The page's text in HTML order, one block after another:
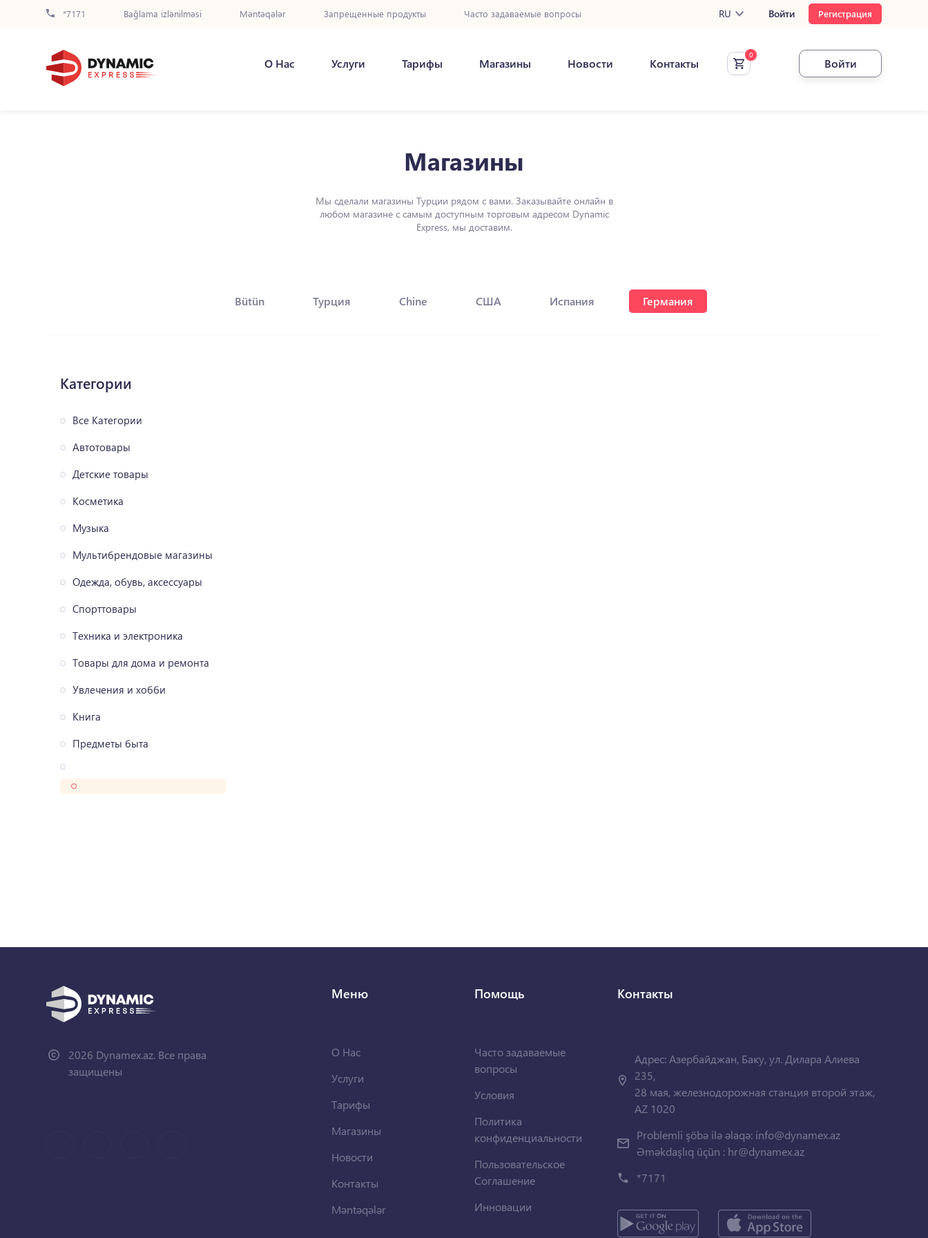
*7171 Bağlama izlənilməsi Məntəqələr Запрещенные продукты Часто задаваемые вопросы RU Войти Регистрация
О Нас Услуги Тарифы Магазины Новости Контакты Войти
Магазины
Мы сделали магазины Турции рядом с вами. Заказывайте онлайн в
любом магазине с самым доступным торговым адресом Dynamic
Express, мы доставим.
Bütün Турция Chine США Испания Германия
Категории
Все Категории
Автотовары
Детские товары
Косметика
Музыка
Мультибрендовые магазины
Одежда, обувь, аксессуары
Спорттовары
Техника и электроника
Товары для дома и ремонта
Увлечения и хобби
Книга
Предметы быта
2026 Dynamex.az. Все права
защищены
Меню
О Нас
Услуги
Тарифы
Магазины
Новости
Контакты
Məntəqələr
Помощь
Часто задаваемые
вопросы
Условия
Политика
конфиденциальности
Пользовательское
Соглашение
Инновации
Контакты
Адрес: Азербайджан, Баку, ул. Дилара Алиева
235,
28 мая, железнодорожная станция второй этаж,
AZ 1020
Problemli şöbə ilə əlaqə: info@dynamex.az
Əməkdaşlıq üçün : hr@dynamex.az
*7171